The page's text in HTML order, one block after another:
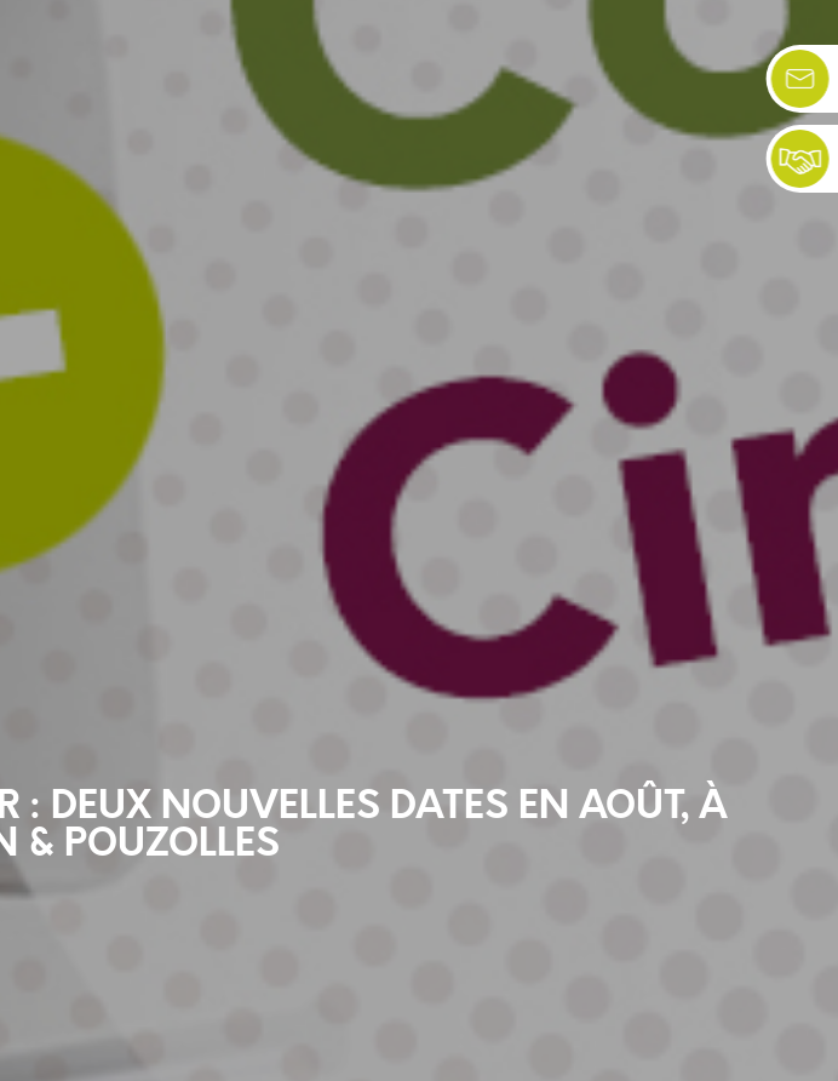
: DEUX NOUVELLES DATES EN AOÛT, À
& POUZOLLES